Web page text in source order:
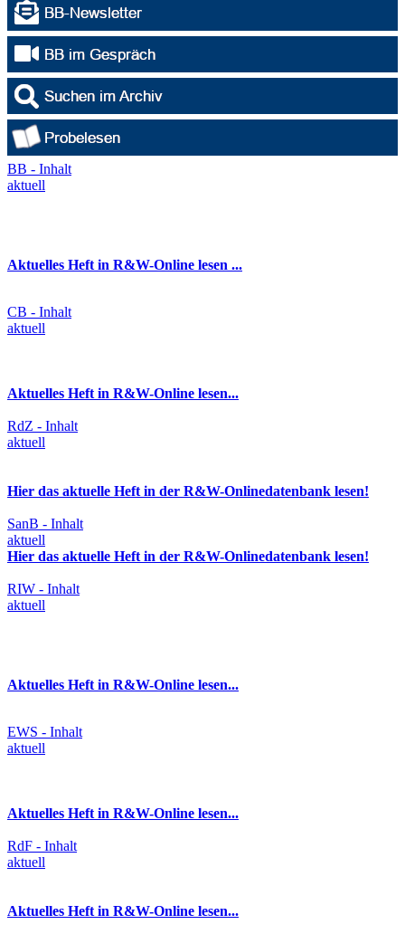
BB - Inhalt
aktuell
Aktuelles Heft in R&W-Online lesen ...
CB - Inhalt
aktuell
Aktuelles Heft in R&W-Online lesen...
RdZ - Inhalt
aktuell
Hier das aktuelle Heft in der R&W-Onlinedatenbank lesen!
SanB - Inhalt
aktuell
Hier das aktuelle Heft in der R&W-Onlinedatenbank lesen!
RIW - Inhalt
aktuell
Aktuelles Heft in R&W-Online lesen...
EWS - Inhalt
aktuell
Aktuelles Heft in R&W-Online lesen...
RdF - Inhalt
aktuell
Aktuelles Heft in R&W-Online lesen...